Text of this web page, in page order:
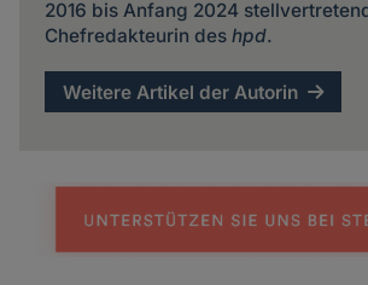
2016 bis Anfang 2024
Chefredakteurin des hpd.
Weitere Artikel der Autorin